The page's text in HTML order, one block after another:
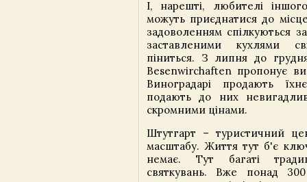
І, нарешті, любителі
можуть приєднатися до
задоволенням спілкуються
заставленими кухлями
піниться. З липня до
Besenwirchaften пропонує
Виноградарі продають
подають до них
скромними цінами.
Штутгарт – туристичний
масштабу. Життя тут б'є
немає. Тут багаті
святкувань. Вже понад 300